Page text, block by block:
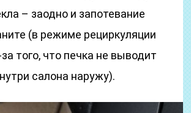
– заодно и запотевание
(в режиме рециркуляции
того, что печка не выводит
салона наружу).